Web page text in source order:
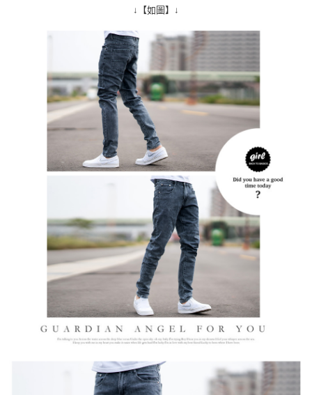
【「AFTEE先享後付」結帳流程】
結帳頁面，進行簡訊認證並確認金額後，即可完成結帳。
２．訂單成立數日內，您將收到繳費通知簡訊。
３．收到繳費通知簡訊後14天內，點擊此簡訊中的連結，可透過四大超商／
ATM／網路銀行／等多元方式進行付款，方視為交易完成。
※ 請注意：結帳手續完成當下不需立刻繳費，但若您需要取消訂單，請聯絡
購買商品的店家。未經商家同意取消之訂單仍視為有效，需透過AFTEE先享
後付繳納相關費用。
※ 交易是否成功請以「AFTEE先享後付 」之結帳頁面顯示為準，若有關於
是否繳費成功／繳費後需取消欲退款等相關疑問，請聯繫「AFTEE先享後付
https://netprotections.freshdesk.com/support/home
１．透過由恩沛科技股份有限公司提供之「AFTEE先享後付」服務完成之交
易，需依本服務之必要範圍內提供個人資料，並將交易相關給付款項請求債
２．關於個人資料處理事宜，請瀏覽以下網址：
https://aftee.tw/terms/#terms3
３．未成年的使用者請事先徵得法定代理人或監護人之同意方可使用
「AFTEE先享後付」，若未經同意申辦者引起之損失，本公司不負相關責
４．使用「AFTEE先享後付」時，將依據個別帳號之用戶狀況，依本公司即
時審查核予不同之上限額度；若仍有額度不足之情形，本公司將視審查結果
請求用戶進行身份認證。
５．嚴禁一人註冊多個帳號或使用他人資訊註冊。若發現惡意使用之情形，
恩沛科技股份有限公司將有權停止該用戶之使用額度並採取法律行動。
每筆NT$80，滿NT$1,800(含以上)免運費
每筆NT$80，滿NT$1,800(含以上)免運費
7-11付款取貨
每筆NT$80，滿NT$1,800(含以上)免運費
先付款後7-11取貨
每筆NT$80，滿NT$1,800(含以上)免運費
每筆NT$120，滿NT$3,000(含以上)免運費
↓【如圖】↓